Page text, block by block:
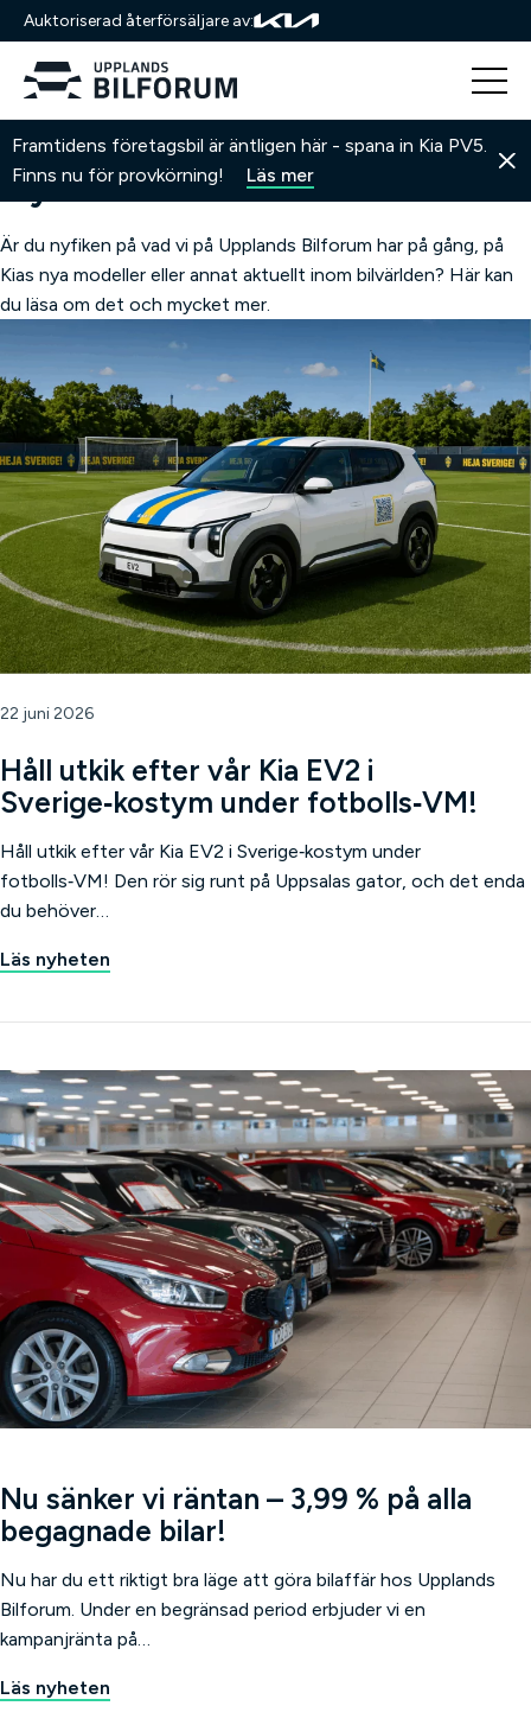
Auktoriserad återförsäljare av:
Framtidens företagsbil är äntligen här - spana in Kia PV5.
Finns nu för provkörning!
Läs mer
Hem Nyheter
Nyheter
Är du nyfiken på vad vi på Upplands Bilforum har på gång, på
Kias nya modeller eller annat aktuellt inom bilvärlden? Här kan
du läsa om det och mycket mer.
22 juni 2026
Håll utkik efter vår Kia EV2 i
Sverige‑kostym under fotbolls‑VM!
Håll utkik efter vår Kia EV2 i Sverige‑kostym under
fotbolls‑VM! Den rör sig runt på Uppsalas gator, och det enda
du behöver…
Läs nyheten
Nu sänker vi räntan – 3,99 % på alla
begagnade bilar!
Nu har du ett riktigt bra läge att göra bilaffär hos Upplands
Bilforum. Under en begränsad period erbjuder vi en
kampanjränta på…
Läs nyheten